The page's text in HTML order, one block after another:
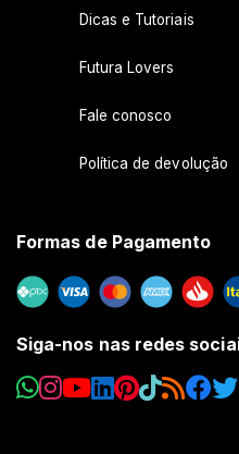
Dicas e Tutoriais
Futura Lovers
Fale conosco
Política de devolução
Formas de Pagamento
Siga-nos nas redes